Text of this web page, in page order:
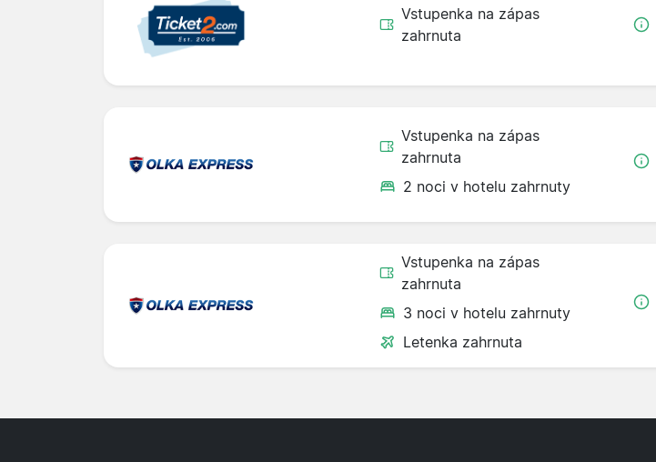
Vstupenka na zápas
zahrnuta
Vstupenka na zápas
zahrnuta
2 noci v hotelu zahrnuty
Vstupenka na zápas
zahrnuta
3 noci v hotelu zahrnuty
Letenka zahrnuta